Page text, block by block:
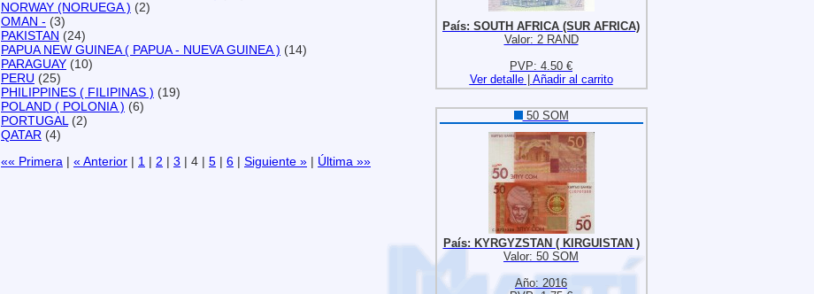
NORWAY (NORUEGA ) (2)
OMAN - (3)
PAKISTAN (24)
PAPUA NEW GUINEA ( PAPUA - NUEVA GUINEA ) (14)
PARAGUAY (10)
PERU (25)
PHILIPPINES ( FILIPINAS ) (19)
POLAND ( POLONIA ) (6)
PORTUGAL (2)
QATAR (4)
«« Primera | « Anterior | 1 | 2 | 3 | 4 | 5 | 6 | Siguiente » | Última »»
País: SOUTH AFRICA (SUR AFRICA)
Valor: 2 RAND
PVP: 4.50 €
Ver detalle| Añadir al carrito
50 SOM
País: KYRGYZSTAN ( KIRGUISTAN )
Valor: 50 SOM
Año: 2016